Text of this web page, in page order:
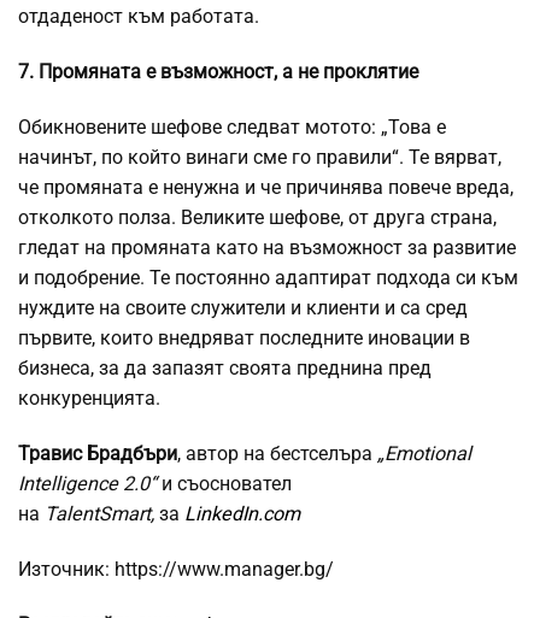
отдаденост към работата.
7. Промяната е възможност, а не проклятие
Обикновените шефове следват мотото: „Това е
начинът, по който винаги сме го правили“. Те вярват,
че промяната е ненужна и че причинява повече вреда,
отколкото полза. Великите шефове, от друга страна,
гледат на промяната като на възможност за развитие
и подобрение. Те постоянно адаптират подхода си към
нуждите на своите служители и клиенти и са сред
първите, които внедряват последните иновации в
бизнеса, за да запазят своята преднина пред
конкуренцията.
Травис Брадбъри, автор на бестселъра „Emotional
Intelligence 2.0“и съосновател
на TalentSmart, за LinkedIn.com
Източник: https://www.manager.bg/